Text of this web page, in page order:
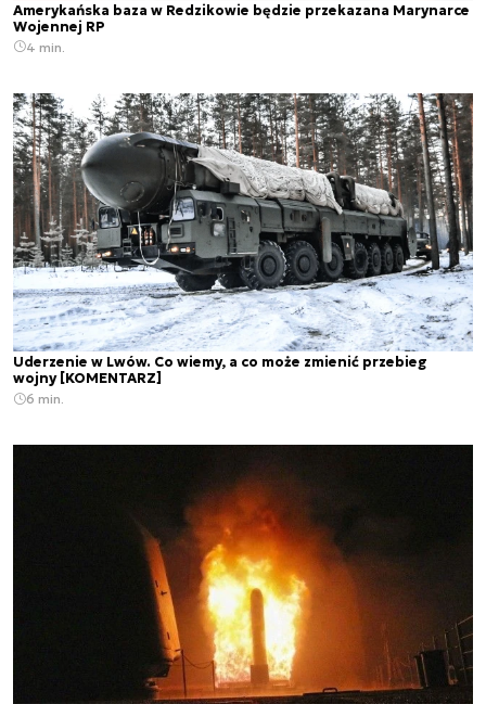
Amerykańska baza w Redzikowie będzie przekazana Marynarce
Wojennej RP
4 min.
Uderzenie w Lwów. Co wiemy, a co może zmienić przebieg
wojny [KOMENTARZ]
6 min.